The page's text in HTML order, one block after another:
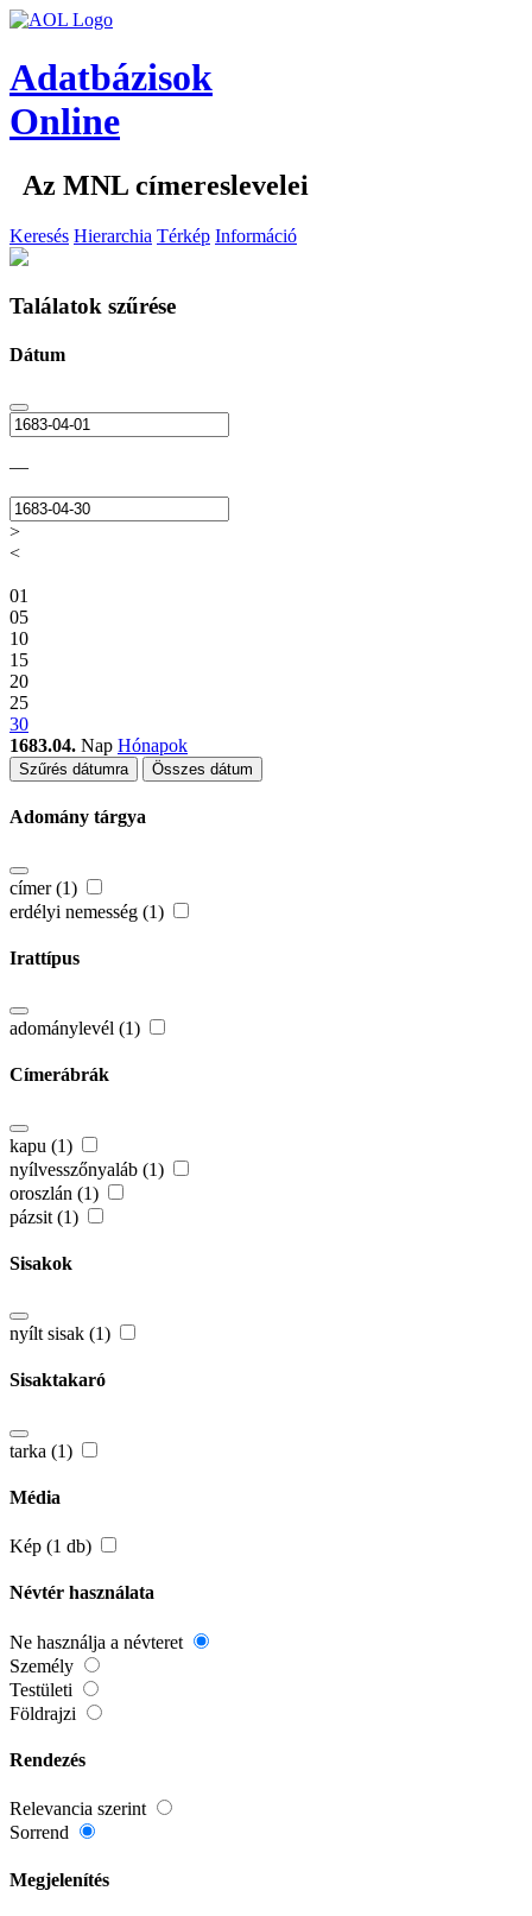
Adatbázisok
Online
Az MNL címereslevelei
Keresés Hierarchia Térkép Információ
Találatok szűrése
Dátum
—
>
<
01
05
10
15
20
25
30
1683.04. Nap Hónapok
Szűrés dátumra Összes dátum
Adomány tárgya
címer (1)
erdélyi nemesség (1)
Irattípus
adománylevél (1)
Címerábrák
kapu (1)
nyílvesszőnyaláb (1)
oroszlán (1)
pázsit (1)
Sisakok
nyílt sisak (1)
Sisaktakaró
tarka (1)
Média
Kép (1 db)
Névtér használata
Ne használja a névteret
Személy
Testületi
Földrajzi
Rendezés
Relevancia szerint
Sorrend
Megjelenítés